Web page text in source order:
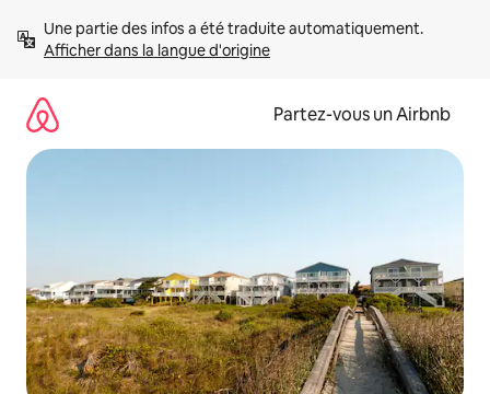
directement
Afficher dans la langue d'origine
Partez-vous un Airbnb